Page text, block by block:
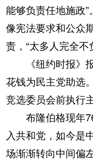
能够负责任地施政
像宪法要求和公众
责，“太多人完全不
《纽约时报》报
花钱为民主党助选
竞选委员会前执行
布隆伯格现年76
入共和党，如今是
场渐渐转向中间偏